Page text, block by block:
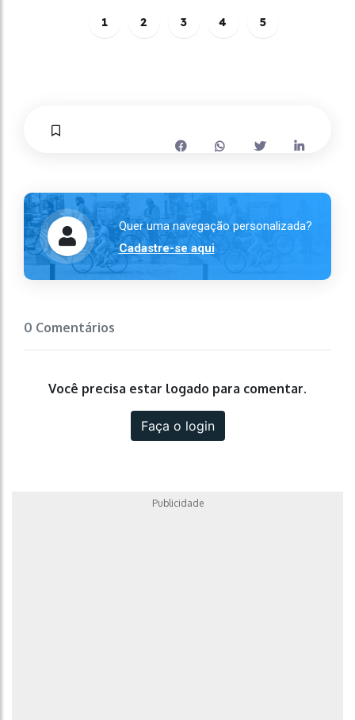
1 2 3 4 5
Quer uma navegação personalizada?
Cadastre-se aqui
0 Comentários
Você precisa estar logado para comentar.
Faça o login
Publicidade